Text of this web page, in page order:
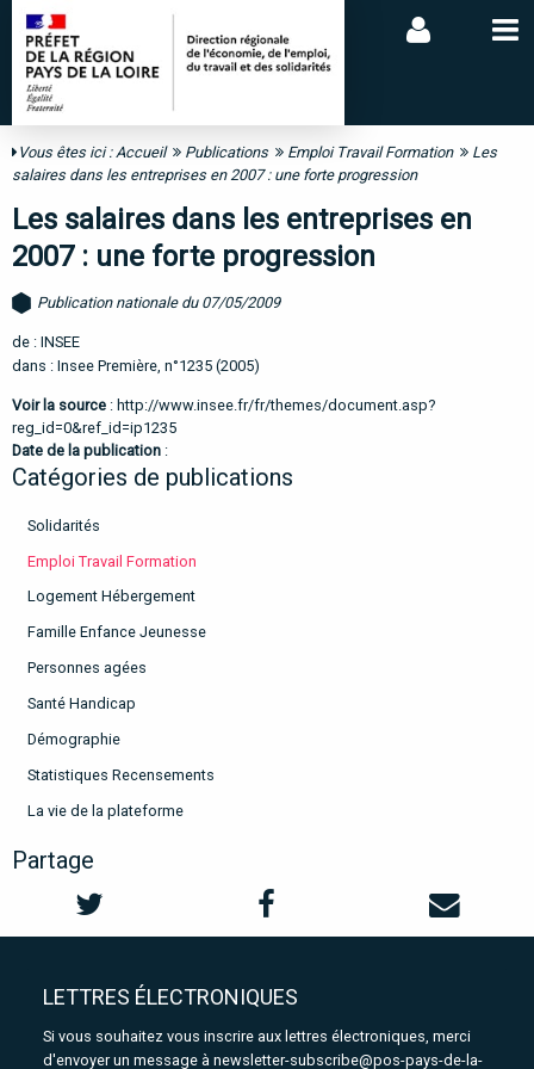
Vous êtes ici :Accueil Publications Emploi Travail Formation
Les
salaires dans les entreprises en 2007 : une forte progression
Les salaires dans les entreprises en
2007 : une forte progression
Publication nationale du 07/05/2009
de : INSEE
dans : Insee Première, n°1235 (2005)
Voir la source : http://www.insee.fr/fr/themes/document.asp?
reg_id=0&ref_id=ip1235
Date de la publication :
Catégories de publications
Solidarités
Emploi Travail Formation
Logement Hébergement
Famille Enfance Jeunesse
Personnes agées
Santé Handicap
Démographie
Statistiques Recensements
La vie de la plateforme
Partage
LETTRES ÉLECTRONIQUES
Si vous souhaitez vous inscrire aux lettres électroniques, merci
d'envoyer un message à newsletter-subscribe@pos-pays-de-la-